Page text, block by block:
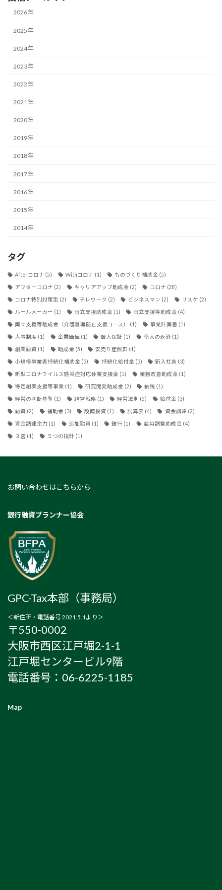
2026年
2025年
2024年
2023年
2022年
2021年
2020年
2019年
2018年
2017年
2016年
2015年
2014年
タグ
Afterコロナ (5) Withコロナ (1) ものづくり補助金 (5)
アフターコロナ (2) キャリアアップ助成金 (2) コロナ (28)
コロナ特別対策型 (2) テレワーク (2) ビジネスマン (2) リスケ (2)
ルールメーカー (1) 両立支援助成金 (1) 両立支援等助成金 (4)
両立支援等助成金（介護離職防止支援コース） (1) 事業計画書 (1)
人事制度 (1) 企業価値(1) 個人保証 (1) 借入の返済 (1)
創業融資 (1) 助成金 (5) 安売り症候群 (1)
小規模事業者持続化補助金 (3) 持続化給付金 (3) 新入社員 (3)
新型コロナウイルス感染症対応休業支援金 (1) 業務改善助成金 (1)
特定創業支援等事業 (1) 研究開発助成金 (2) 納税 (1)
経営の判断基準 (1) 経営戦略 (1) 経営法則 (5) 給付金 (3)
融資 (2) 補助金 (3) 設備投資 (1) 試算表 (4) 資金調達 (2)
資金調達余力 (1) 追加融資 (1) 銀行 (1) 雇用調整助成金 (4)
３密 (1) ５つの指針 (1)
お問い合わせはこちらから
銀行融資プランナー協会
GPC-Tax本部（事務局）
＜新住所・電話番号 2021.5.1より＞
〒550-0002
大阪市西区江戸堀2-1-1
江戸堀センタービル9階
電話番号：06-6225-1185
Map